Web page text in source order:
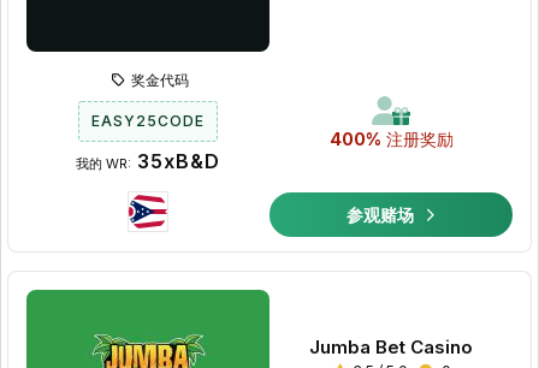
400% 注册奖励
奖金代码
EASY25CODE
我的 WR: 35xB&D
参观赌场
Jumba Bet Casino